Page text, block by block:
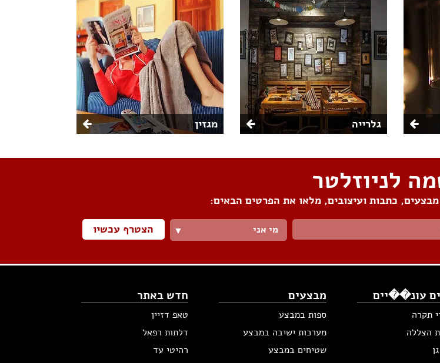
גלרייה מגזין
לניוזלטר
כתבות ועיצובים, מלאו את הפרטים הבאים:
מי אני ▼ הצטרף עכשיו
עונ��יים
תקרה
הצללה
מבצעים
ספות במבצע
מערכות ישיבה במבצע
שטיחים במבצע
חדש באתר
טאפ דזיין
דלתות רפאל
רהיטי עד